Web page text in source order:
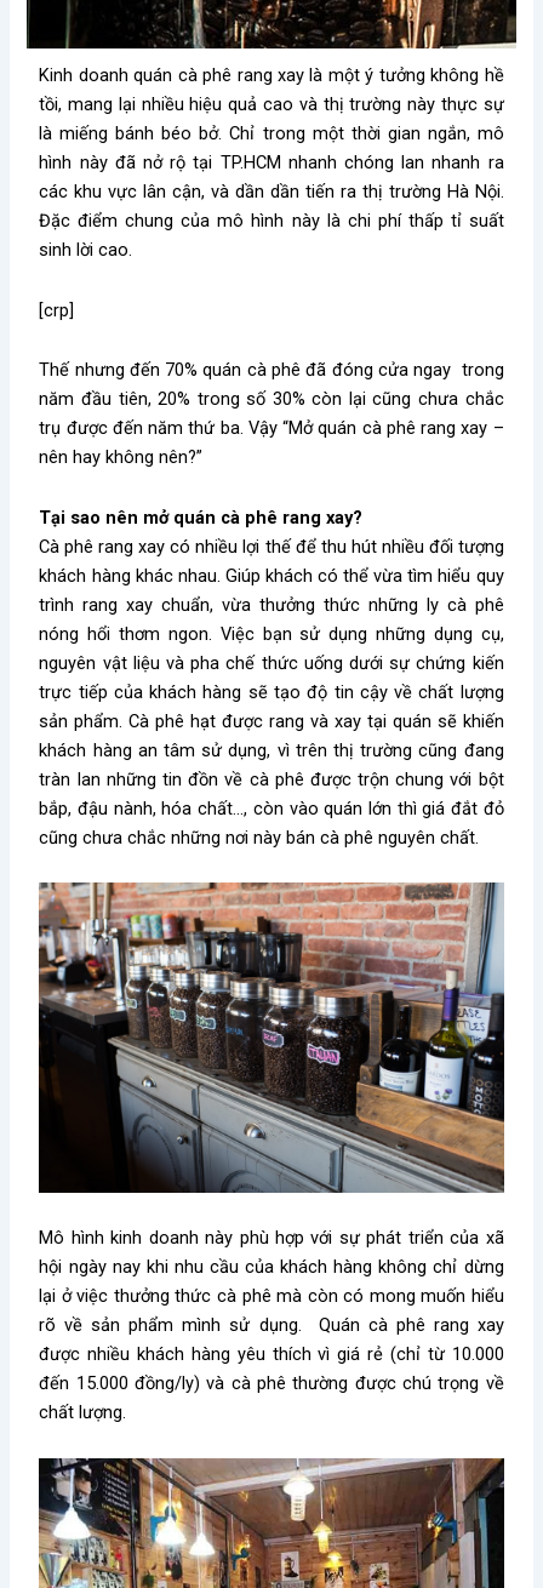
Kinh doanh quán cà phê rang xay là một ý tưởng không hề
tồi, mang lại nhiều hiệu quả cao và thị trường này thực sự
là miếng bánh béo bở. Chỉ trong một thời gian ngắn, mô
hình này đã nở rộ tại TP.HCM nhanh chóng lan nhanh ra
các khu vực lân cận, và dần dần tiến ra thị trường Hà Nội.
Đặc điểm chung của mô hình này là chi phí thấp tỉ suất
sinh lời cao.
[crp]
Thế nhưng đến 70% quán cà phê đã đóng cửa ngay trong
năm đầu tiên, 20% trong số 30% còn lại cũng chưa chắc
trụ được đến năm thứ ba. Vậy “Mở quán cà phê rang xay –
nên hay không nên?”
Tại sao nên mở quán cà phê rang xay?
Cà phê rang xay có nhiều lợi thế để thu hút nhiều đối tượng
khách hàng khác nhau. Giúp khách có thể vừa tìm hiểu quy
trình rang xay chuẩn, vừa thưởng thức những ly cà phê
nóng hổi thơm ngon. Việc bạn sử dụng những dụng cụ,
nguyên vật liệu và pha chế thức uống dưới sự chứng kiến
trực tiếp của khách hàng sẽ tạo độ tin cậy về chất lượng
sản phẩm. Cà phê hạt được rang và xay tại quán sẽ khiến
khách hàng an tâm sử dụng, vì trên thị trường cũng đang
tràn lan những tin đồn về cà phê được trộn chung với bột
bắp, đậu nành, hóa chất…, còn vào quán lớn thì giá đắt đỏ
cũng chưa chắc những nơi này bán cà phê nguyên chất.
Mô hình kinh doanh này phù hợp với sự phát triển của xã
hội ngày nay khi nhu cầu của khách hàng không chỉ dừng
lại ở việc thưởng thức cà phê mà còn có mong muốn hiểu
rõ về sản phẩm mình sử dụng. Quán cà phê rang xay
được nhiều khách hàng yêu thích vì giá rẻ (chỉ từ 10.000
đến 15.000 đồng/ly) và cà phê thường được chú trọng về
chất lượng.